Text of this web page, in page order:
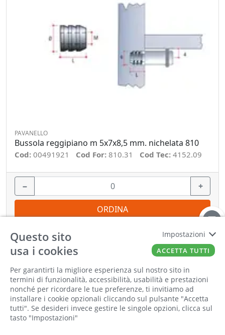
Informiamo la nostra clientela che saremo
chiusi per la pausa estiva dall'8 al 23 agosto
compresi. Tutti gli ordini online ricevuti
durante la chiusura saranno elaborati a partire
dal 24 agosto
PAVANELLO
Bussola reggipiano m 5x7x8,5 mm. nichelata 810
Cod: 00491921 Cod For: 810.31 Cod Tec: 4152.09
− +
ORDINA
Questo sito
usa i cookies
Per garantirti la migliore esperienza sul nostro sito in
termini di funzionalità, accessibilità, usabilità e prestazioni
nonché per ricordare le tue preferenze, ti invitiamo ad
installare i cookie opzionali cliccando sul pulsante "Accetta
tutti". Se desideri invece gestire le singole opzioni, clicca sul
tasto "Impostazioni"
Impostazioni
ACCETTA TUTTI